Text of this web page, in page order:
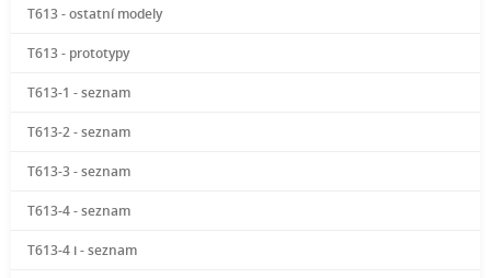
T613 - ostatní modely
T613 - prototypy
T613-1 - seznam
T613-2 - seznam
T613-3 - seznam
T613-4 - seznam
T613-4 i - seznam